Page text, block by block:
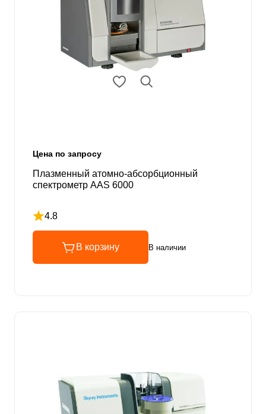
Цена по запросу
Плазменный атомно-абсорбционный
спектрометр AAS 6000
4.8
Рейтинг 4.8 из 5
В корзину В наличии